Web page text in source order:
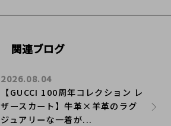
関連ブログ
【GUCCI 100周年コレクション レ
ザースカート】牛革×羊革のラグ
ジュアリーな一着が...
2026.08.04